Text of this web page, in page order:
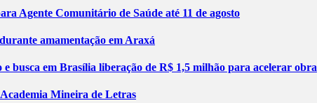
Agente Comunitário de Saúde até 11 de agosto
amamentação em Araxá
em Brasília liberação de R$ 1,5 milhão para acelerar obra
Mineira de Letras